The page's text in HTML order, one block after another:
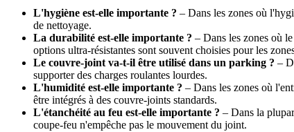
L'hygiène est-elle importante ? – Dans les zones où
de nettoyage.
La durabilité est-elle importante ? – Dans les zones où
options ultra-résistantes sont souvent choisies pour les
Le couvre-joint va-t-il être utilisé dans un parking ? –
supporter des charges roulantes lourdes.
L'humidité est-elle importante ? – Dans les zones où
être intégrés à des couvre-joints standards.
L'étanchéité au feu est-elle importante ? – Dans la
coupe-feu n'empêche pas le mouvement du joint.